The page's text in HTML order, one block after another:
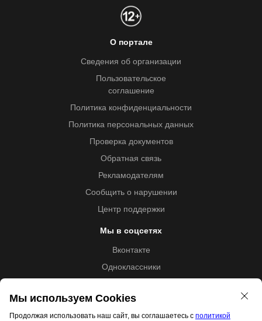
О портале
Сведения об организации
Пользовательское
соглашение
Политика конфиденциальности
Политика персональных данных
Проверка документов
Обратная связь
Рекламодателям
Сообщить о нарушении
Центр поддержки
Мы в соцсетях
Вконтакте
Одноклассники
Мы используем Cookies
Продолжая использовать наш сайт, вы соглашаетесь с политикой